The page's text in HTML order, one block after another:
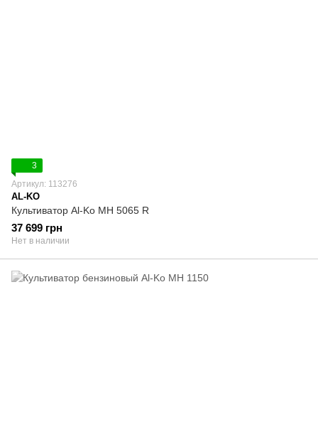
3
Артикул: 113276
AL-KO
Культиватор Al-Ko MH 5065 R
37 699 грн
Нет в наличии